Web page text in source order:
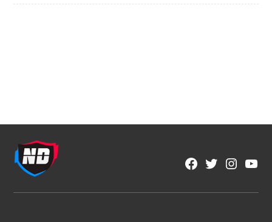
Facebook
Twitter